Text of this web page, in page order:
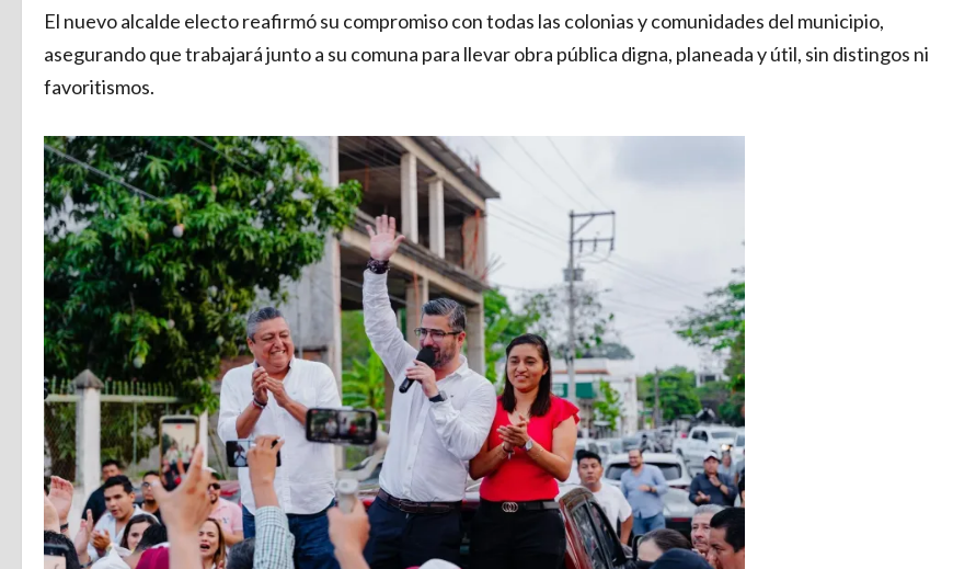
El nuevo alcalde electo reafirmó su compromiso con todas las colonias y comunidades del municipio,
asegurando que trabajará junto a su comuna para llevar obra pública digna, planeada y útil, sin distingos ni
favoritismos.